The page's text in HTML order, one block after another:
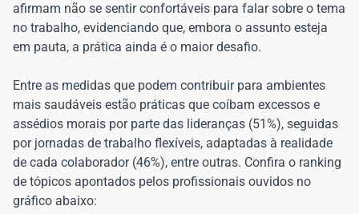
afirmam não se sentir confortáveis para falar sobre o tema
no trabalho, evidenciando que, embora o assunto esteja
em pauta, a prática ainda é o maior desafio.
Entre as medidas que podem contribuir para ambientes
mais saudáveis estão práticas que coíbam excessos e
assédios morais por parte das lideranças (51%), seguidas
por jornadas de trabalho flexíveis, adaptadas à realidade
de cada colaborador (46%), entre outras. Confira o ranking
de tópicos apontados pelos profissionais ouvidos no
gráfico abaixo: